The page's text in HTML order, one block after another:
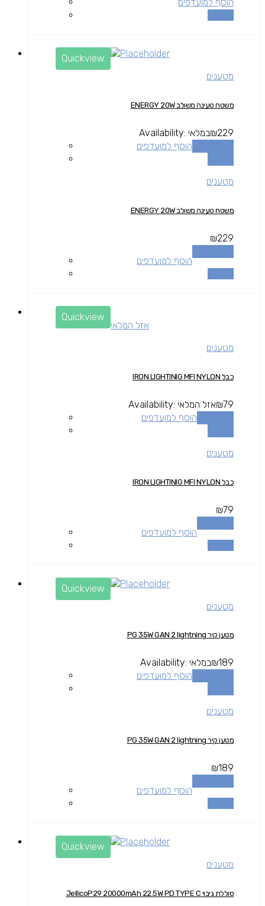
Quickview
מטענים
משטח טעינה משולב ENERGY 20W
₪229
Availability: במלאי
הוסף למועדפים
מטענים
משטח טעינה משולב ENERGY 20W
₪229
הוסף למועדפים
Quickview
אזל המלאי
מטענים
כבל IRON LIGHTINIG MFI NYLON
₪79
Availability: אזל המלאי
הוסף למועדפים
מטענים
כבל IRON LIGHTINIG MFI NYLON
₪79
הוסף למועדפים
Quickview
מטענים
מטען קיר PG 35W GAN 2 lightning
₪189
Availability: במלאי
הוסף למועדפים
מטענים
מטען קיר PG 35W GAN 2 lightning
₪189
הוסף למועדפים
Quickview
מטענים
סוללת גיבוי JellicoP29 20000mAh 22.5W PD TYPE C